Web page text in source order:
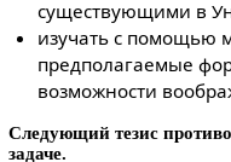
существующими в
изучать с помощью
предполагаемые
возможности
Следующий тезис
задаче.